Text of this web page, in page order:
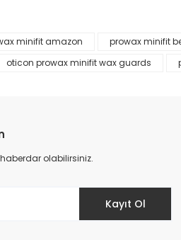
Bu ürüne ilk
yetersiz gördüğünüz
minifit amazon prowax minifit
oticon prowax minifit wax guards
olabilirsiniz.
Kayıt Ol